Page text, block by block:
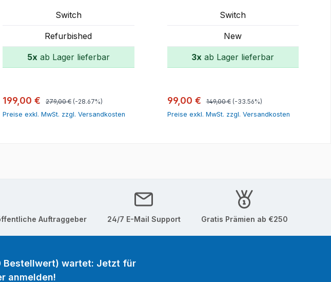
Switch
Refurbished
5x ab Lager lieferbar
Verkaufspreis:
199,00 € Regulärer Preis:
279,00 € (-28.67%)
Preise exkl. MwSt. zzgl. Versandkosten
In den Warenkorb
Switch
New
3x ab Lager lieferbar
Verkaufspreis:
99,00 € Regulärer Preis:
149,00 € (-33.56%)
Preise exkl. MwSt. zzgl. Versandkosten
Auftraggeber 24/7 E-Mail Support Gratis Prämien ab €250
Bestellwert) wartet: Jetzt für
anmelden!